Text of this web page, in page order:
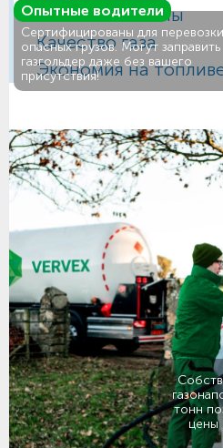
Газовые баллоны
Качество газа
Экономия на
Опытные водители
Сертифицированы для перевозки
опасных грузов. Могут заправить
газгольдер даже без вашего
присутствия!
тонн
цены